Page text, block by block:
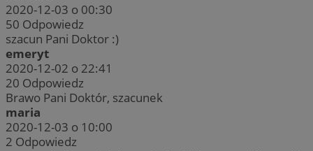
2020-12-03 o 00:30
50 Odpowiedz
szacun Pani Doktor :)
emeryt
2020-12-02 o 22:41
20 Odpowiedz
Brawo Pani Doktór, szacunek
maria
2020-12-03 o 10:00
2 Odpowiedz